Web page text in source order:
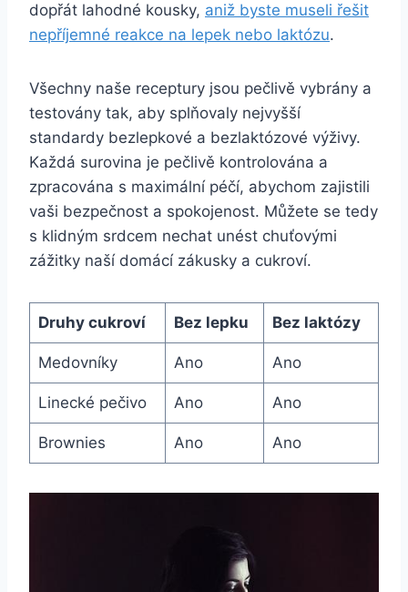
dopřát lahodné kousky, aniž byste museli řešit
nepříjemné reakce na lepek nebo laktózu.
Všechny naše ⁢receptury ‌jsou‌ pečlivě vybrány a
testovány tak, aby splňovaly⁢ nejvyšší
standardy bezlepkové a bezlaktózové výživy.
Každá surovina je pečlivě kontrolována a
zpracována s‌ maximální péčí, abychom zajistili
vaši ⁢bezpečnost a spokojenost. ​Můžete ⁣se tedy⁢
s klidným⁢ srdcem ‌nechat unést ⁤chuťovými
zážitky naší⁢ domácí zákusky a​ cukroví.
Druhy cukroví Bez lepku Bez laktózy
Medovníky Ano Ano
Linecké pečivo Ano Ano
Brownies Ano Ano